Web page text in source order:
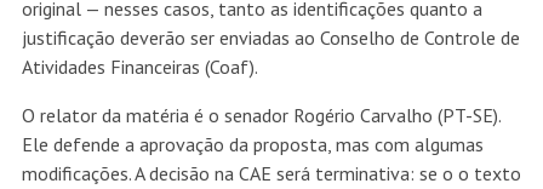
original — nesses casos, tanto as identificações quanto a
justificação deverão ser enviadas ao Conselho de Controle de
Atividades Financeiras (Coaf).
O relator da matéria é o senador Rogério Carvalho (PT-SE).
Ele defende a aprovação da proposta, mas com algumas
modificações. A decisão na CAE será terminativa: se o o texto